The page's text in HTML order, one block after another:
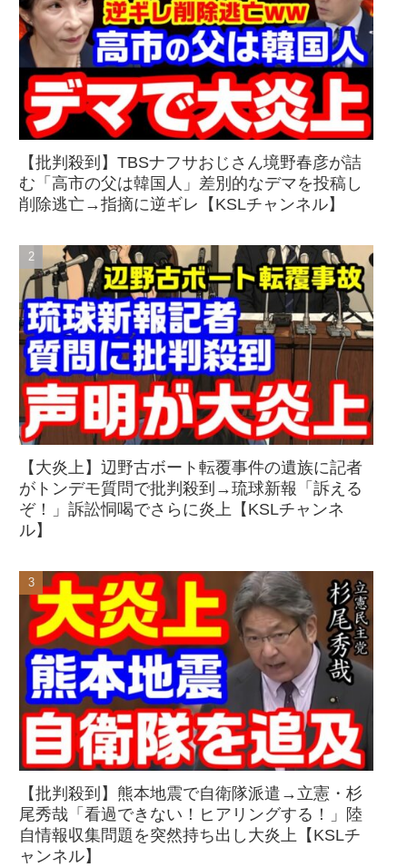
【批判殺到】TBSナフサおじさん境野春彦が詰
む「高市の父は韓国人」差別的なデマを投稿し
削除逃亡→指摘に逆ギレ【KSLチャンネル】
【大炎上】辺野古ボート転覆事件の遺族に記者
がトンデモ質問で批判殺到→琉球新報「訴える
ぞ！」訴訟恫喝でさらに炎上【KSLチャンネ
ル】
【批判殺到】熊本地震で自衛隊派遣→立憲・杉
尾秀哉「看過できない！ヒアリングする！」陸
自情報収集問題を突然持ち出し大炎上【KSLチ
ャンネル】